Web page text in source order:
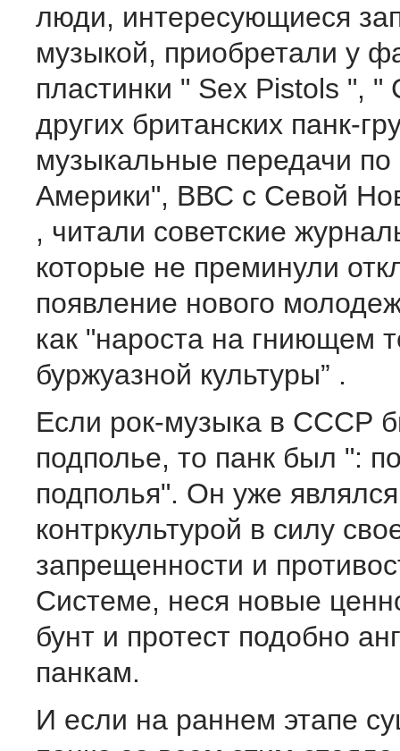
люди, интересующиеся
музыкой, приобретали у
пластинки " Sex Pistols ", "
других британских панк-
музыкальные передачи по
Америки", ВВС с Севой
, читали советские
которые не преминули
появление нового
как "нароста на гниющем
буржуазной культуры” .
Если рок-музыка в СССР
подполье, то панк был ":
подполья". Он уже являлся
контркультурой в силу
запрещенности и
Системе, неся новые
бунт и протест подобно
панкам.
И если на раннем этапе